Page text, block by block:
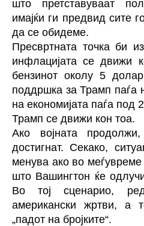
што претставуваат
имајќи ги предвид сите
да се обидеме.
Пресвртната точка би
инфлацијата се движи
бензинот околу 5
поддршка за Трамп паѓа
на економијата паѓа под
Трамп се движи кон тоа.
Ако војната
достигнат. Секако,
менува ако во меѓувреме
што Вашингтон ќе
Во тој сценарио,
американски жртви, а
„падот на бројките“.